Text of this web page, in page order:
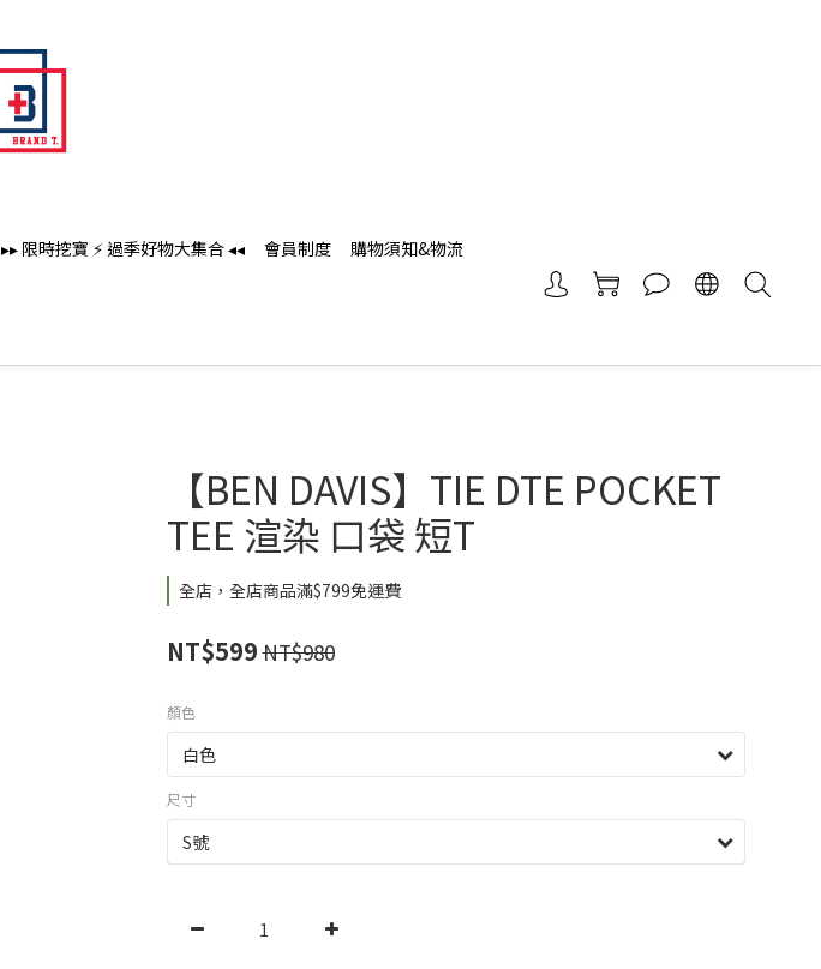
▸▸ 限時挖寶 ⚡️ 過季好物大集合 ◂◂ 會員制度 購物須知&物流
【BEN DAVIS】TIE DTE POCKET
TEE 渲染 口袋 短T
全店，全店商品滿$799免運費
NT$599NT$980
顏色
尺寸